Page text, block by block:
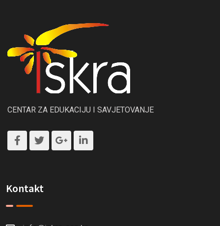
CENTAR ZA EDUKACIJU I SAVJETOVANJE
Kontakt